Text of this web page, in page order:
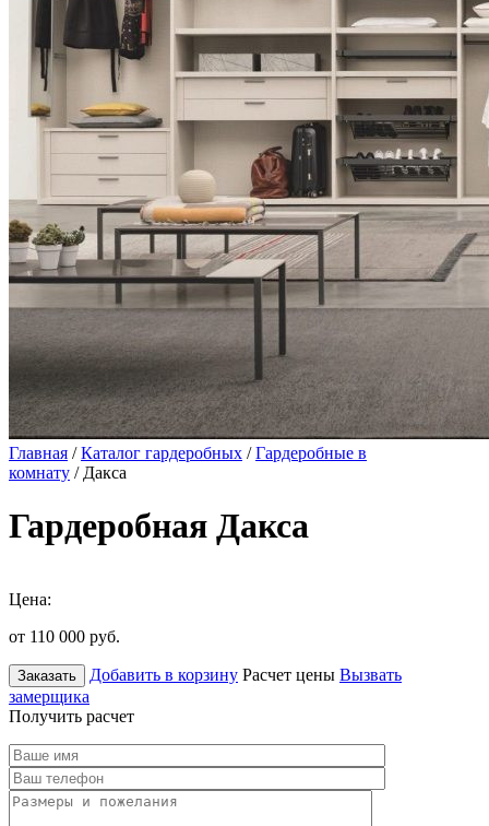
Главная /Каталог гардеробных /Гардеробные в
комнату / Дакса
Гардеробная Дакса
Цена:
от 110 000 руб.
Заказать Добавить в корзину Расчет цены Вызвать
замерщика
Получить расчет